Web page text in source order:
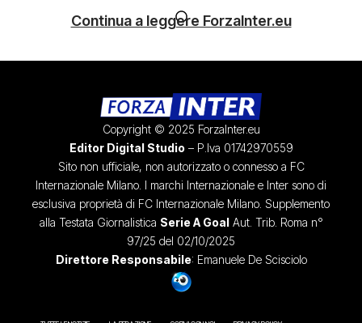
Continua a leggere ForzaInter.eu
Copyright © 2025 ForzaInter.eu
Editor Digital Studio – P.Iva 01742970559
Sito non ufficiale, non autorizzato o connesso a FC
Internazionale Milano. I marchi Internazionale e Inter sono di
esclusiva proprietà di FC Internazionale Milano. Supplemento
alla Testata Giornalistica Serie A GoalAut. Trib. Roma n°
97/25 del 02/10/2025
Direttore Responsabile: Emanuele De Scisciolo